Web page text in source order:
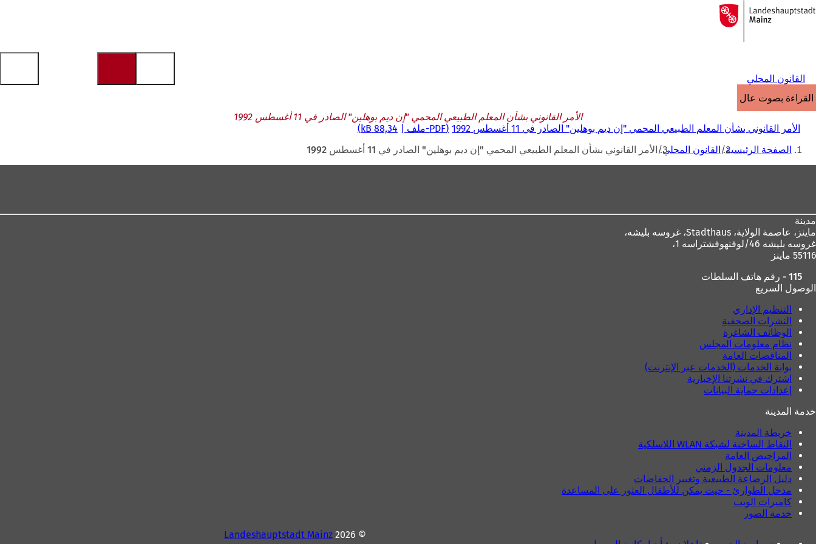
الانتقال إلى المحتوى
إلى
الصفحة
القانون المحلي
القراءة بصوت عالٍ
الأمر القانوني بشأن المعلم الطبيعي المحمي "إن ديم بوهلين" الصادر في 11 أغسطس 1992
الأمر القانوني بشأن المعلم الطبيعي المحمي "إن ديم بوهلين" الصادر في 11 أغسطس 1992
PDF-ملف 88,34 kB
أنت الصفحة الرئيسية القانون المحلي الأمر القانوني بشأن المعلم الطبيعي المحمي "إن ديم بوهلين" الصادر في 11 أغسطس 1992
مدينة
ماينز، عاصمة الولاية،
غروسه بليشه 46/لوفنهوفشتراسه 1،
55116 ماينز
115 - رقم هاتف السلطات
الوصول السريع
التنظيم الإداري
النشرات الصحفية
الوظائف الشاغرة
نظام معلومات المجلس
المناقصات العامة
بوابة الخدمات (الخدمات عبر الإنترنت)
اشترك في نشرتنا الإخبارية
إعدادات حماية البيانات
خدمة المدينة
خريطة المدينة
النقاط الساخنة لشبكة WLAN اللاسلكية
المراحيض العامة
معلومات الجدول الزمني
دليل الرضاعة الطبيعية وتغيير الحفاضات
مدخل الطوارئ - حيث يمكن للأطفال العثور على المساعدة
كاميرات الويب
خدمة الصور
© 2026
Landeshauptstadt Mainz